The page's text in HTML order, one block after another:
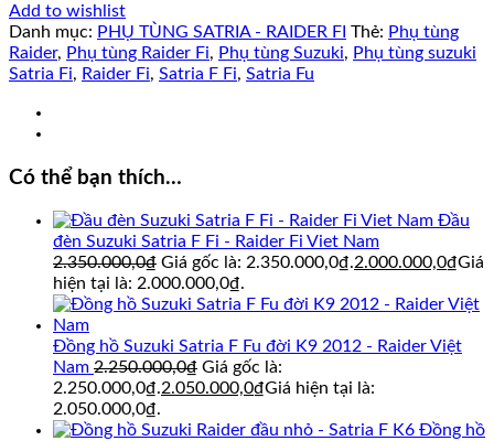
Add to wishlist
Danh mục: PHỤ TÙNG SATRIA - RAIDER FI Thẻ: Phụ tùng
Raider, Phụ tùng Raider Fi, Phụ tùng Suzuki, Phụ tùng suzuki
Satria Fi, Raider Fi, Satria F Fi, Satria Fu
Có thể bạn thích…
Đầu
đèn Suzuki Satria F Fi - Raider Fi Viet Nam
2.350.000,0₫ Giá gốc là: 2.350.000,0₫.2.000.000,0₫Giá
hiện tại là: 2.000.000,0₫.
Đồng hồ Suzuki Satria F Fu đời K9 2012 - Raider Việt
Nam 2.250.000,0₫ Giá gốc là:
2.250.000,0₫.2.050.000,0₫Giá hiện tại là:
2.050.000,0₫.
Đồng hồ